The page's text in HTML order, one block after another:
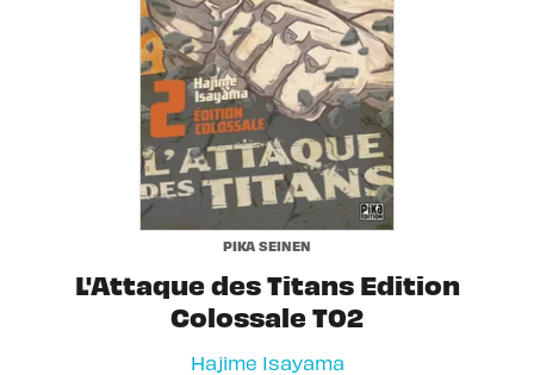
PIKA SEINEN
L'Attaque des Titans Edition
Colossale T02
Hajime Isayama